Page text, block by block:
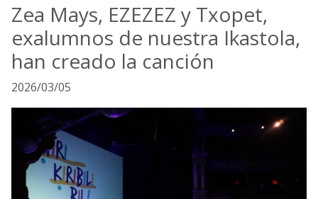
Zea Mays, EZEZEZ y Txopet,
exalumnos de nuestra Ikastola,
han creado la canción
2026/03/05